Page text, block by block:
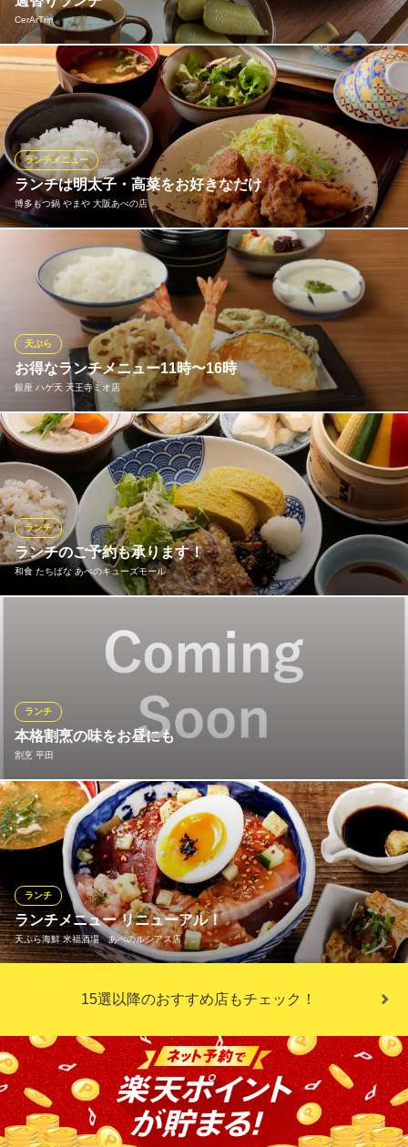
カフェ
ＪＲ大阪環状線寺田町駅 徒歩5分
大阪府大阪市阿倍野区天王寺町北2-16-7
CerArTrip
伝統工芸のうつわに盛った野菜たっぷりのスープとおかず、 サラ
ダにピクルスのランチ(ライスまたはトースト選択)
CerArTrip
カフェ＆ギャラリー
阪堺電気軌道上町線東天下茶屋駅 徒歩4分
大阪府大阪市阿倍野区松虫通1-12-5
ランチは明太子・高菜をお好きなだけ
博多もつ鍋 やまや 大阪あべの店
ランチメニュー
やまやのランチは明太子、からし高菜、ご飯をお好きなだけお召
し上がりできちゃいます！
博多もつ鍋 やまや 大阪あべの店
博多もつ鍋・辛子明太子
近鉄南大阪線大阪阿部野橋駅 徒歩2分
大阪府大阪市阿倍野区阿倍野筋1-2-6
お得なランチメニュー11時〜16時
銀座 ハゲ天 天王寺ミオ店
天ぷら
ランチタイム11時〜16時 天ぷらソフトランチ1320円(税込) ス
ペシャルランチ2310円(税込) ランチ天丼1320円(税込) 江戸前
天丼1705円(税込)
※こちらは昼のみのこだわりです。
銀座 ハゲ天 天王寺ミオ店
和食天ぷら
ＪＲ天王寺駅 徒歩2分
大阪府大阪市天王寺区悲田院町10-39-1104 天王寺ミオ11F
ランチのご予約も承ります！
和食 たちばな あべのキューズモール
ランチ
おすすめランチメニュー
「名物とうふ」食べ放題
名物
名物
たちばな お豆腐御膳
1,980円(税込)
ランチメニューをもっと見る
和食 たちばな あべのキューズモール
和食・串かつ・海鮮料理
ＪＲ天王寺駅 徒歩2分
大阪府大阪市阿倍野区阿倍野筋1-6-1 あべのキューズモール4F
本格割烹の味をお昼にも
割烹 平田
ランチ
お客様一人ひとりに最高の状態でお料理をご提供するため、お昼
のお食事も完全予約制にて承っております。ご来店に合わせて丁
寧に仕込みを行い、真心を込めたおもてなしでお出迎えいたしま
す。ご友人との少し贅沢なランチ会や、ご夫婦の記念日など、ワ
ンランク上の大人のご褒美時間としてぜひご利用くださいませ。
割烹 平田
心尽くしの完全予約割烹
ランチメニュー リニューアル！
天ぷら海鮮 米福酒場 あべのルシアス店
ランチ
「人気もん丼定食」や「とり天定食」など、待望のランチメニュ
ーが新登場！味はもちろん、驚きの食べ応えで心もお腹も満たさ
らを、お昼からリーズナブルに堪能できるのは米福ならでは。午
後への活力が湧く、大満足のランチタイムをお過ごしください。
天ぷら海鮮 米福酒場 あべのルシアス店
天王寺／和食／天ぷら
15選以降のおすすめ店もチェック！